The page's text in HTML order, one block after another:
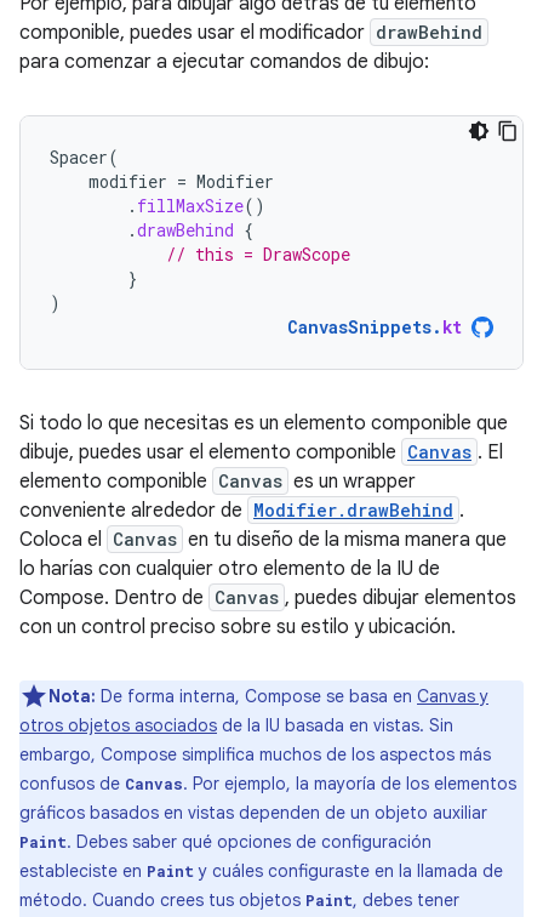
componible, puedes usar el modificador drawBehind
para comenzar a ejecutar comandos de dibujo:
Spacer(
modifier = Modifier
. fillMaxSize()
.drawBehind {
// this = DrawScope
}
)
CanvasSnippets. kt
Si todo lo que necesitas es un elemento componible que
dibuje, puedes usar el elemento componible Canvas . El
elemento componible Canvas es un wrapper
conveniente alrededor de Modifier.drawBehind .
Coloca el Canvas en tu diseño de la misma manera que
lo harías con cualquier otro elemento de la IU de
Compose. Dentro de Canvas , puedes dibujar elementos
con un control preciso sobre su estilo y ubicación.
Nota: De forma interna, Compose se basa en Canvas y
otros objetos asociados de la IU basada en vistas. Sin
embargo, Compose simplifica muchos de los aspectos más
confusos de Canvas. Por ejemplo, la mayoría de los elementos
gráficos basados en vistas dependen de un objeto auxiliar
Paint. Debes saber qué opciones de configuración
estableciste en Paint y cuáles configuraste en la llamada de
método. Cuando crees tus objetos Paint, debes tener